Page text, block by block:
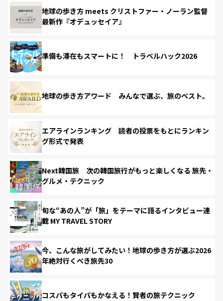
地球の歩き方 meets クリストファー・ノーラン監督
最新作『オデュッセイア』
準備も滞在もスマートに！ トラベルハック2026
地球の歩き方アワード みんなで選ぶ、旅のベスト。
エアラインランキング 読者の投票をもとにランキン
グ形式で発表
Next韓国旅 次の韓国旅行がもっと楽しくなる 旅先・
グルメ・テクニック
旬な“あの人”が「旅」をテーマに語るインタビュー連
載 MY TRAVEL STORY
今、こんな旅がしてみたい！地球の歩き方が選ぶ2026
年絶対行くべき旅先30
コスパもタイパもかなえる！賢者の旅テクニック